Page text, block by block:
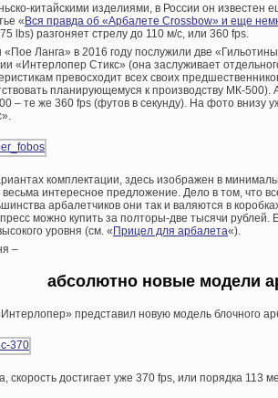
китайскими изделиями, в России он известен
«Вся правда об «Арбалете Crossbow» и еще
lbs) разгоняет стрелу до 110 м/с, или 360 fps.
Ланга» в 2016 году послужили две
«Интерлопер Стикс» (она заслуживает
превосходит всех своих
планирующемуся к производству МК-
– те же 360 fps (футов в секунду). На фото внизу
комплектации, здесь изображен в
весьма интересное предложение. Дело в том, что
арбалетчиков они так и валяются в
можно купить за полторы-две тысячи
уровня (см. «Прицел для арбалета«).
–
абсолютно новые модели
представил новую модель блочного
скорость достигает уже 370 fps, или порядка 113